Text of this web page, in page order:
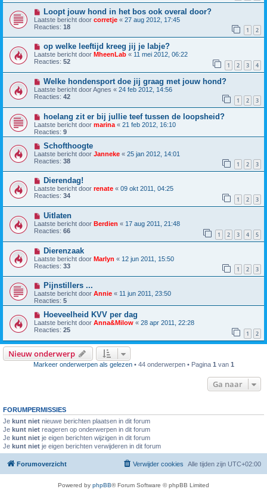
Loopt jouw hond in het bos ook overal door?
Laatste bericht door corretje « 27 aug 2012, 17:45
Reacties: 18 1 2
op welke leeftijd kreeg jij je labje?
Laatste bericht door MheenLab « 11 mei 2012, 06:22
Reacties: 52 1 2 3 4
Welke hondensport doe jij graag met jouw hond?
Laatste bericht doorAgnes « 24 feb 2012, 14:56
Reacties: 42 1 2 3
hoelang zit er bij jullie teef tussen de loopsheid?
Laatste bericht door marina « 21 feb 2012, 16:10
Reacties: 9
Schofthoogte
Laatste bericht door Janneke « 25 jan 2012, 14:01
Reacties: 38 1 2 3
Dierendag!
Laatste bericht door renate « 09 okt 2011, 04:25
Reacties: 34 1 2 3
Uitlaten
Laatste bericht door Berdien « 17 aug 2011, 21:48
Reacties: 66 1 2 3 4 5
Dierenzaak
Laatste bericht door Marlyn « 12 jun 2011, 15:50
Reacties: 33 1 2 3
Pijnstillers ...
Laatste bericht door Annie « 11 jun 2011, 23:50
Reacties: 5
Hoeveelheid KVV per dag
Laatste bericht door Anna&Milow « 28 apr 2011, 22:28
Reacties: 25 1 2
Nieuw onderwerp
Markeer onderwerpen als gelezen• 44 onderwerpen • Pagina 1 van 1
Ga naar
FORUMPERMISSIES
Je kunt niet nieuwe berichten plaatsen in dit forum
Je kunt niet reageren op onderwerpen in dit forum
Je kunt niet je eigen berichten wijzigen in dit forum
Je kunt niet je eigen berichten verwijderen in dit forum
Forumoverzicht Alle tijden zijn UTC+02:00
Verwijder cookies
Powered by phpBB® Forum Software © phpBB Limited